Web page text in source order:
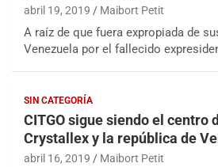
abril 19, 2019 Maibort Petit
A raíz de que fuera expropiada de
Venezuela por el fallecido
SIN CATEGORÍA
CITGO sigue siendo el centro
Crystallex y la república de
abril 16, 2019 Maibort Petit